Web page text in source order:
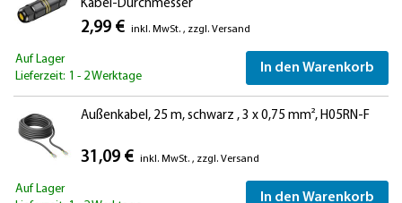
Kabel-Durchmesser
2,99 € inkl. MwSt. , zzgl. Versand
Auf Lager
Lieferzeit: 1 - 2 Werktage
In den Warenkorb
Außenkabel, 25 m, schwarz , 3 x 0,75 mm², H05RN-F
31,09 € inkl. MwSt. , zzgl. Versand
Auf Lager
In den Warenkorb